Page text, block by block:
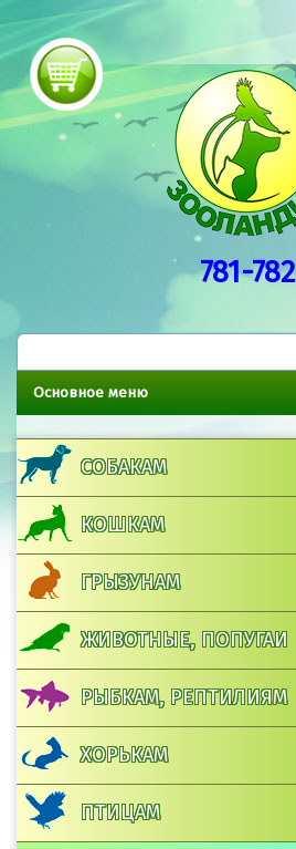
781-782
Основное меню
СОБАКАМ
КОШКАМ
ГРЫЗУНАМ
ЖИВОТНЫЕ, ПОПУГАИ
РЫБКАМ, РЕПТИЛИЯМ
ХОРЬКАМ
ПТИЦАМ